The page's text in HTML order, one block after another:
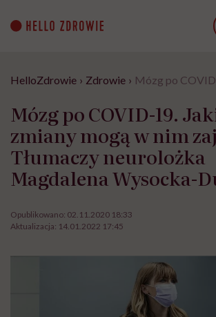
content
HelloZdrowie › Zdrowie › Mózg po
Mózg po COVID-19.
zmiany mogą w nim
Tłumaczy neurolożka
Magdalena Wysocka-
Opublikowano: 02.11.2020 18:33
Aktualizacja: 14.01.2022 17:45